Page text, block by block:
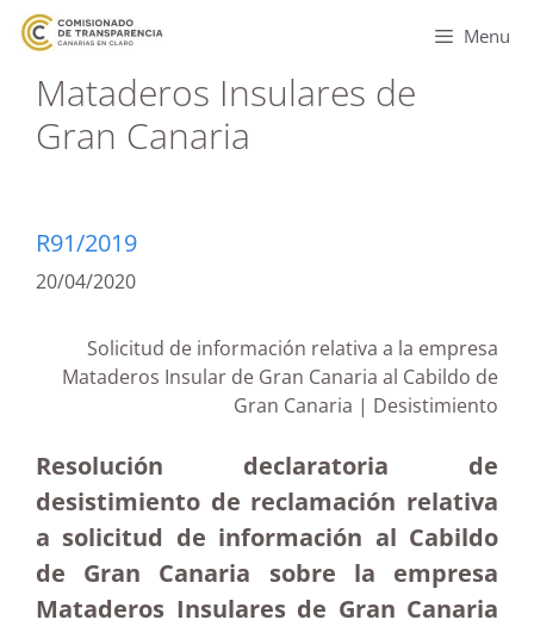
Menu
Mataderos Insulares de
Gran Canaria
R91/2019
20/04/2020
Solicitud de información relativa a la empresa
Mataderos Insular de Gran Canaria al Cabildo de
Gran Canaria | Desistimiento
Resolución declaratoria de
desistimiento de reclamación relativa
a solicitud de información al Cabildo
de Gran Canaria sobre la empresa
Mataderos Insulares de Gran Canaria